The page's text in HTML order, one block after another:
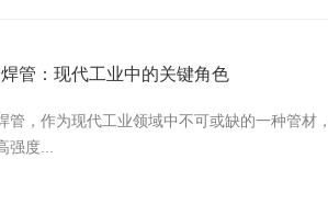
管：现代工业中的关键角色
管，作为现代工业领域中不可或缺的一种管材
强度...